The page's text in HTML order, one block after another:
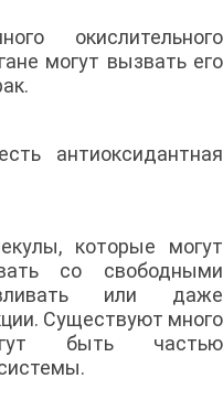
окислительного
могут вызвать его
антиоксидантная
которые могут
со свободными
или даже
Существуют много
быть частью